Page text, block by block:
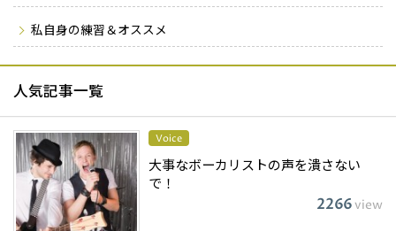
私自身の練習＆オススメ
人気記事一覧
Voice
大事なボーカリストの声を潰さない
で！
2266view